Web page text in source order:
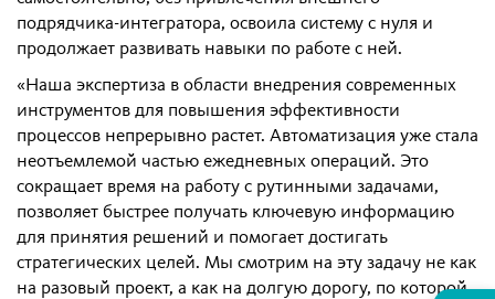
подрядчика-интегратора, освоила систему с нуля и
продолжает развивать навыки по работе с ней.
«Наша экспертиза в области внедрения современных
инструментов для повышения эффективности
процессов непрерывно растет. Автоматизация уже стала
неотъемлемой частью ежедневных операций. Это
сокращает время на работу с рутинными задачами,
позволяет быстрее получать ключевую информацию
для принятия решений и помогает достигать
стратегических целей. Мы смотрим на эту задачу не как
на разовый проект, а как на долгую дорогу, по которой